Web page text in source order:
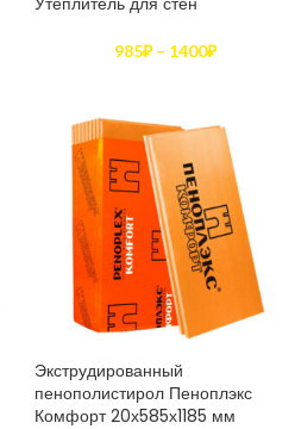
985₽ – 1400₽
Экструдированный
пенополистирол Пеноплэкс
Комфорт 20х585х1185 мм